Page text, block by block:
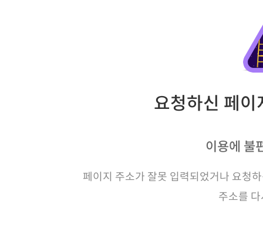
요청하신 페
이용에 불
페이지 주소가 잘못 입력되었거나 요청
주소를